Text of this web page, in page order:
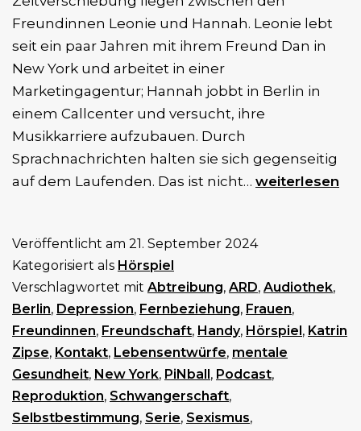
Freundinnen Leonie und Hannah. Leonie lebt
seit ein paar Jahren mit ihrem Freund Dan in
New York und arbeitet in einer
Marketingagentur; Hannah jobbt in Berlin in
einem Callcenter und versucht, ihre
Musikkarriere aufzubauen. Durch
Sprachnachrichten halten sie sich gegenseitig
auf dem Laufenden. Das ist nicht… Re:Produktion
weiterlesen
Veröffentlicht am 21. September 2024
Kategorisiert als Hörspiel
Verschlagwortet mit Abtreibung, ARD, Audiothek,
Berlin, Depression, Fernbeziehung, Frauen,
Freundinnen, Freundschaft, Handy, Hörspiel, Katrin
Zipse, Kontakt, Lebensentwürfe, mentale
Gesundheit, New York, PiNball, Podcast,
Reproduktion, Schwangerschaft,
Selbstbestimmung, Serie, Sexismus,